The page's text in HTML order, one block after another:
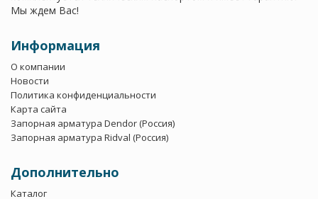
Мы ждем Вас!
Информация
О компании
Новости
Политика конфиденциальности
Карта сайта
Запорная арматура Dendor (Россия)
Запорная арматура Ridval (Россия)
Дополнительно
Каталог